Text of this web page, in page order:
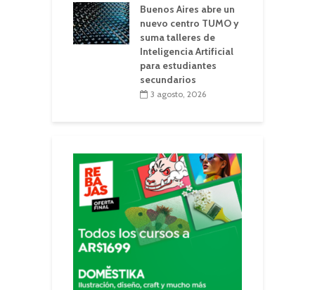
Buenos Aires abre un
nuevo centro TUMO y
suma talleres de
Inteligencia Artificial
para estudiantes
secundarios
3 agosto, 2026